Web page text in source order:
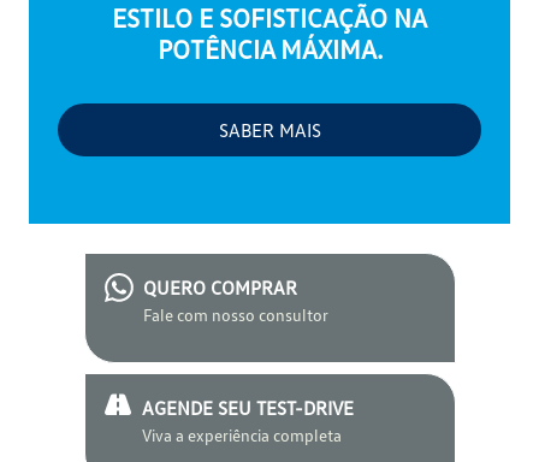
ESTILO E SOFISTICAÇÃO NA
POTÊNCIA MÁXIMA.
SABER MAIS
QUERO COMPRAR
Fale com nosso consultor
AGENDE SEU TEST-DRIVE
Viva a experiência completa